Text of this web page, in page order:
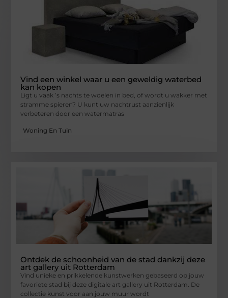
Vind een winkel waar u een geweldig waterbed
kan kopen
Ligt u vaak ’s nachts te woelen in bed, of wordt u wakker met
stramme spieren? U kunt uw nachtrust aanzienlijk
verbeteren door een watermatras
Woning En Tuin
Ontdek de schoonheid van de stad dankzij deze
art gallery uit Rotterdam
Vind unieke en prikkelende kunstwerken gebaseerd op jouw
favoriete stad bij deze digitale art gallery uit Rotterdam. De
collectie kunst voor aan jouw muur wordt